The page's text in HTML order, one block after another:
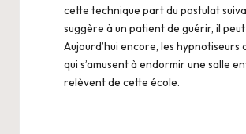
cette technique part du postulat
suggère à un patient de guérir, il
Aujourd’hui encore, les hypnotiseurs
qui s’amusent à endormir une salle
relèvent de cette école.